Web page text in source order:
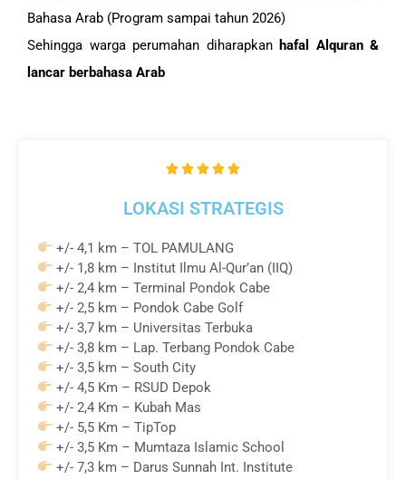
Bahasa Arab (Program sampai tahun 2026)
Sehingga warga perumahan diharapkan hafal Alquran &
lancar berbahasa Arab
    R
t
5
o
u
t
o
LOKASI STRATEGIS
+/- 4,1 km – TOL PAMULANG
+/- 1,8 km – Institut Ilmu Al-Qur’an (IIQ)
+/- 2,4 km – Terminal Pondok Cabe
+/- 2,5 km – Pondok Cabe Golf
+/- 3,7 km – Universitas Terbuka
+/- 3,8 km – Lap. Terbang Pondok Cabe
+/- 3,5 km – South City
+/- 4,5 Km – RSUD Depok
+/- 2,4 Km – Kubah Mas
+/- 5,5 Km – TipTop
+/- 3,5 Km – Mumtaza Islamic School
+/- 7,3 km – Darus Sunnah Int. Institute